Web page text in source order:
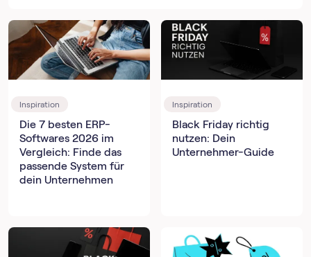
Inspiration
Die 7 besten ERP-
Softwares 2026 im
Vergleich: Finde das
passende System für
dein Unternehmen
Inspiration
Black Friday richtig
nutzen: Dein
Unternehmer-Guide